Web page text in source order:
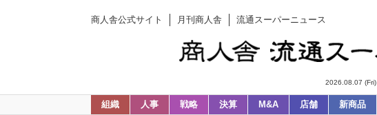
商人舎公式サイト 月刊商人舎 流通スーパーニュース
2026.08.07 (Fri)
組織 人事 戦略 決算 M&A 店舗 新商品